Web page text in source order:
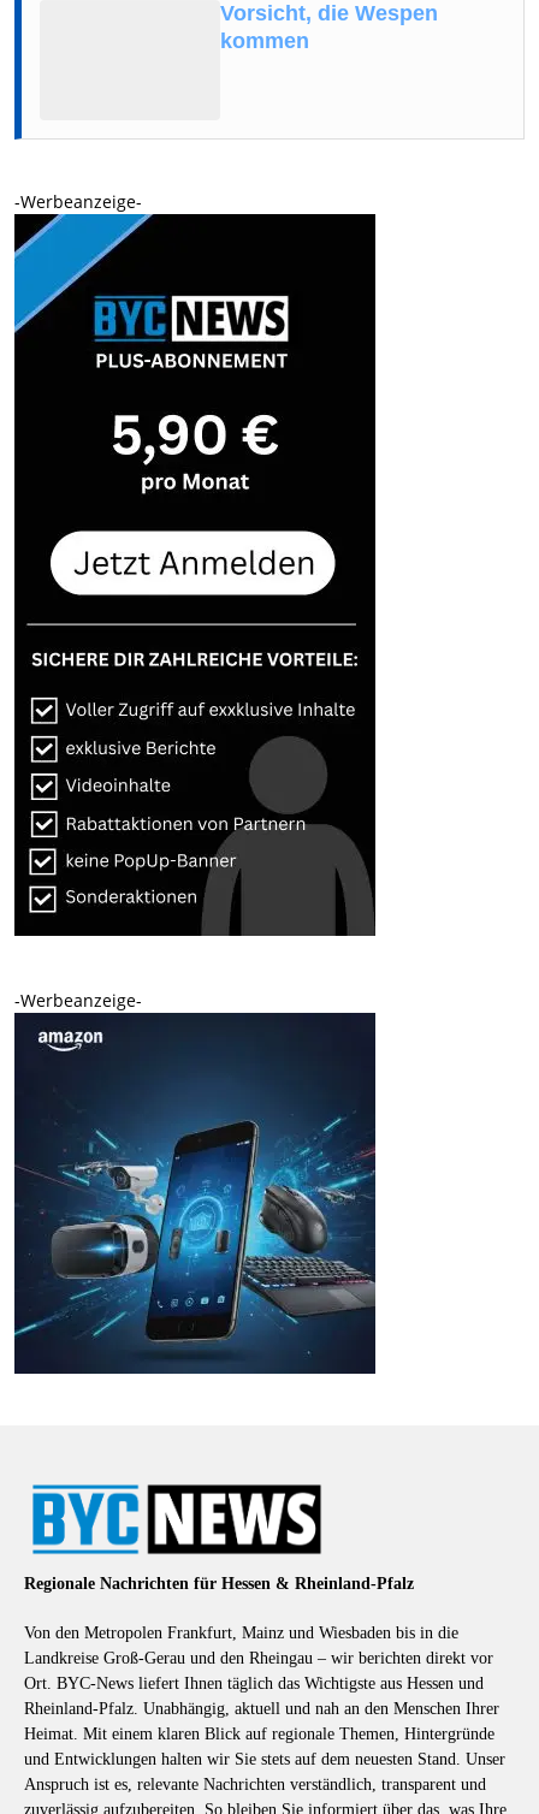
Vorsicht, die Wespen
kommen
-Werbeanzeige-
-Werbeanzeige-
Regionale Nachrichten für Hessen & Rheinland-Pfalz
Von den Metropolen Frankfurt, Mainz und Wiesbaden bis in die
Landkreise Groß-Gerau und den Rheingau – wir berichten direkt vor
Ort. BYC-News liefert Ihnen täglich das Wichtigste aus Hessen und
Rheinland-Pfalz. Unabhängig, aktuell und nah an den Menschen Ihrer
Heimat. Mit einem klaren Blick auf regionale Themen, Hintergründe
und Entwicklungen halten wir Sie stets auf dem neuesten Stand. Unser
Anspruch ist es, relevante Nachrichten verständlich, transparent und
zuverlässig aufzubereiten. So bleiben Sie informiert über das, was Ihre